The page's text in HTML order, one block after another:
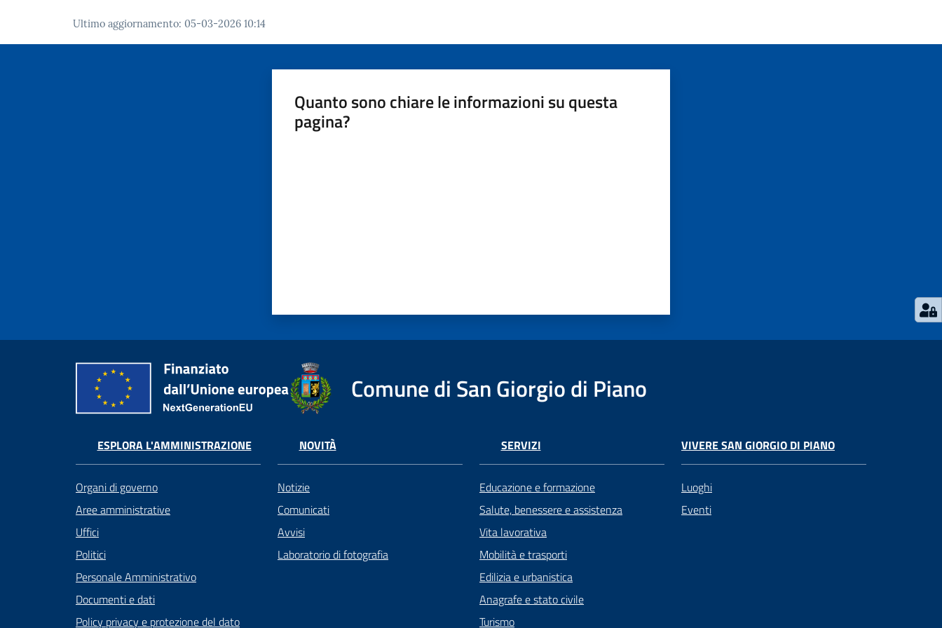
Ultimo aggiornamento: 05-03-2026 10:14
Quanto sono chiare le informazioni su questa
pagina?
Comune di San Giorgio di Piano
ESPLORA L'AMMINISTRAZIONE
Organi di governo
Aree amministrative
Uffici
Politici
Personale Amministrativo
Documenti e dati
Policy privacy e protezione del dato
NOVITÀ
Notizie
Comunicati
Avvisi
Laboratorio di fotografia
SERVIZI
Educazione e formazione
Salute, benessere e assistenza
Vita lavorativa
Mobilità e trasporti
Edilizia e urbanistica
Anagrafe e stato civile
Turismo
VIVERE SAN GIORGIO DI PIANO
Luoghi
Eventi